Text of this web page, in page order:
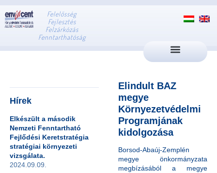
Felelősség
Fejlesztés
Felzárkózás
Fenntarthatóság
Hírek
Elkészült a második
Nemzeti Fenntartható
Fejlődési Keretstratégia
stratégiai környezeti
vizsgálata.
2024.09.09.
Elindult BAZ
megye
Környezetvédelmi
Programjának
kidolgozása
Borsod-Abaúj-Zemplén
megye önkormányzata
megbízásából a megye